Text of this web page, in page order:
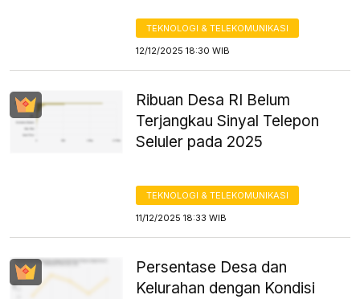
TEKNOLOGI & TELEKOMUNIKASI
12/12/2025 18:30 WIB
Ribuan Desa RI Belum
Terjangkau Sinyal Telepon
Seluler pada 2025
TEKNOLOGI & TELEKOMUNIKASI
11/12/2025 18:33 WIB
Persentase Desa dan
Kelurahan dengan Kondisi